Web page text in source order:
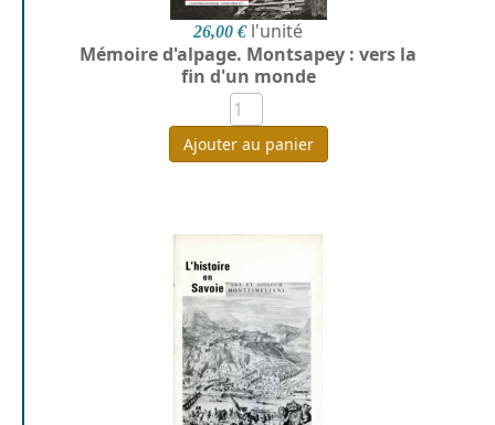
26,00 € l'unité
Mémoire d'alpage. Montsapey : vers la
fin d'un monde
Ajouter au panier